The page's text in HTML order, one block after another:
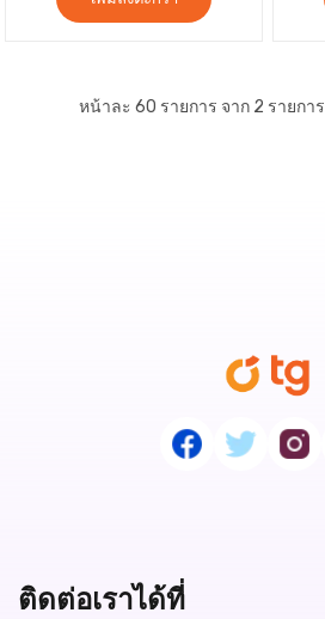
หน้าละ 60 รายการ จาก 2 รายการ
ติดต่อเราได้ที่